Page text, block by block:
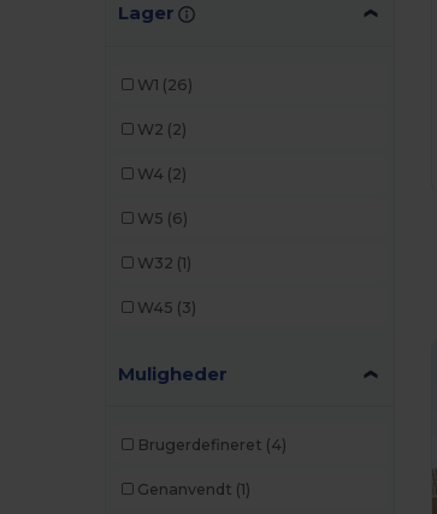
Fruit of the Loom
Result (1)
Lager
W1 (26)
W2 (2)
W4 (2)
W5 (6)
W32 (1)
W45 (3)
Muligheder
Brugerdefineret (4)
Genanvendt (1)